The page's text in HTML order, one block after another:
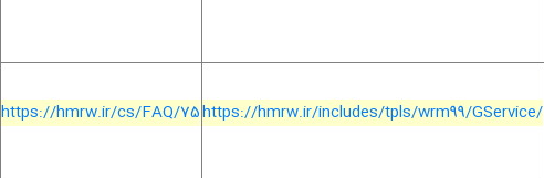
https://hmrw.ir/cs/FAQ/75https://hmrw.ir/includes/tpls/wrm99/GService/